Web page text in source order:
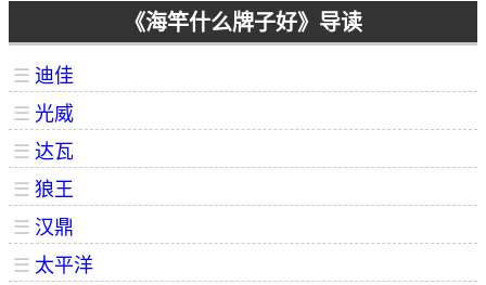
《海竿什么牌子好》导读
☰ 迪佳
☰ 光威
☰ 达瓦
☰ 狼王
☰ 汉鼎
☰ 太平洋